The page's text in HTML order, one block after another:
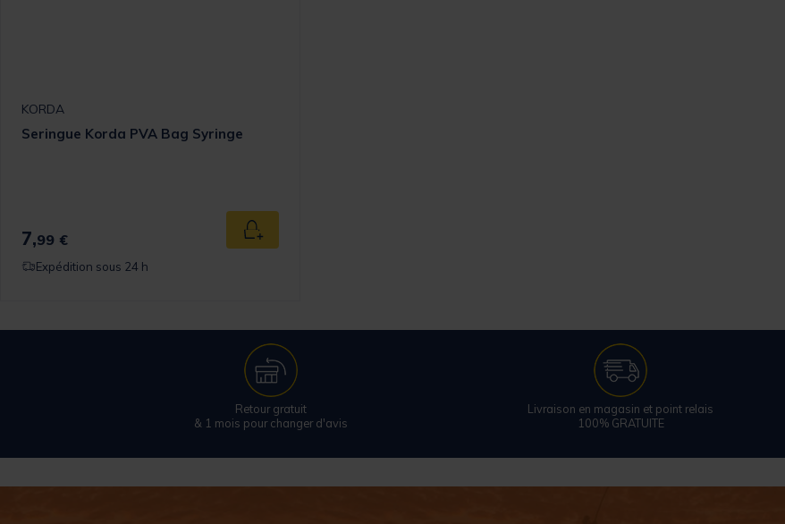
KORDA
Seringue Korda PVA Bag Syringe
7,99 € Ajouter au panier
Expédition sous 24 h
Retour gratuit
& 1 mois pour changer d'avis
Livraison en magasin et point relais
100% GRATUITE